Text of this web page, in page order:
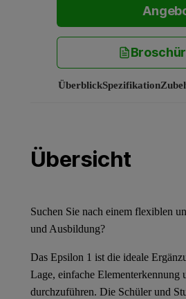
ÜberblickSpezifikation
Übersicht
Suchen Sie nach einem flexiblen
und Ausbildung?
Das Epsilon 1 ist die ideale
Lage, einfache
durchzuführen. Die Schüler und